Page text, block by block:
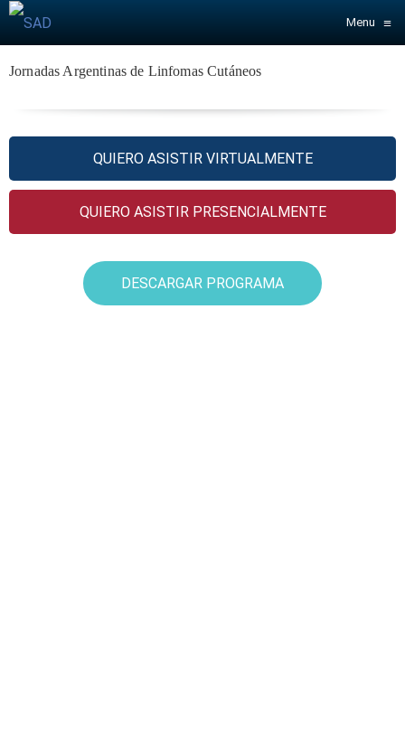
Menu ≡
Jornadas Argentinas de Linfomas Cutáneos
QUIERO ASISTIR VIRTUALMENTE
QUIERO ASISTIR PRESENCIALMENTE
DESCARGAR PROGRAMA